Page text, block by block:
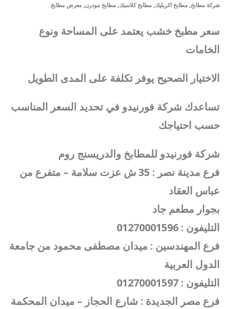
شركة مطابخ, مطابخ اكريليك, مطابخ كلاسيك, مطابخ مودرن, معرض مطابخ
سعر مطبخ خشب يعتمد على المساحة ونوع
الخامات
الاختيار الصحيح يوفر تكلفة على المدى الطويل
تساعدك شركة فورنيدو في تحديد السعر المناسب
حسب احتياجك
شركة فورنيدو للمطابخ والدريسنج روم
فرع مدينة نصر : 35 ش عزت سلامة – متفرع من
عباس العقاد
بجوار مطعم جاد
التليفون : 01270001596
فرع المهندسين : ميدان مصطفى محمود من جامعة
الدول العربية
التليفون : 01270001597
فرع مصر الجديدة : شارع الحجاز – ميدان المحكمة